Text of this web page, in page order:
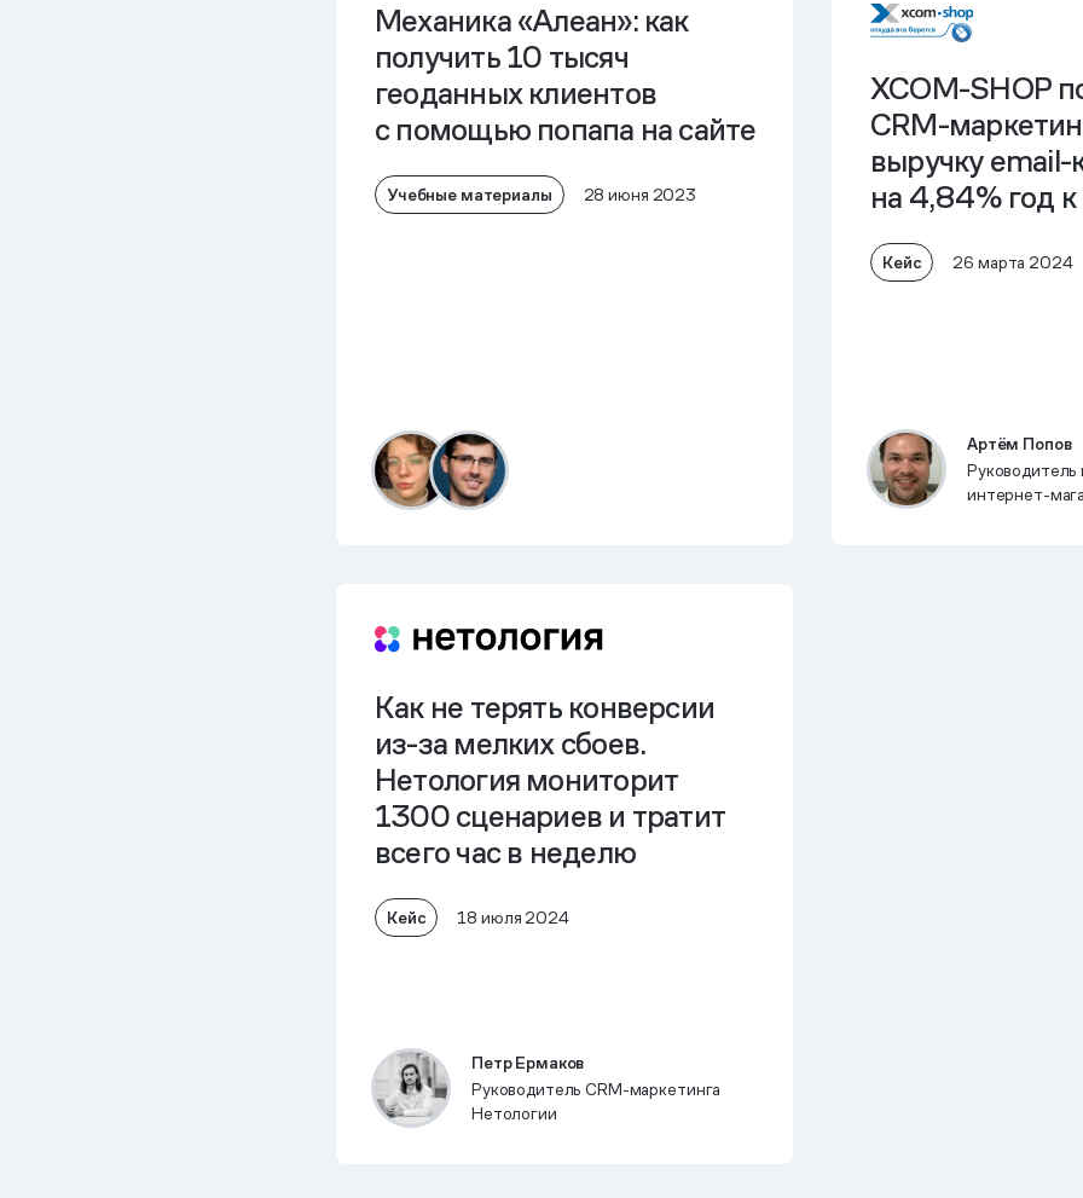
Механика «Алеан»: как
получить 10 тысяч
геоданных клиентов
с помощью попапа на сайте
Учебные материалы 28 июня 2023
XCOM-SHOP
CRM-
выручку email-
на 4,84% год к
Кейс 26 марта 2024
Артём Попов
Руководитель
интернет-
Как не терять конверсии
из-за мелких сбоев.
Нетология мониторит
1300 сценариев и тратит
всего час в неделю
Кейс 18 июля 2024
Петр Ермаков
Руководитель CRM-маркетинга
Нетологии